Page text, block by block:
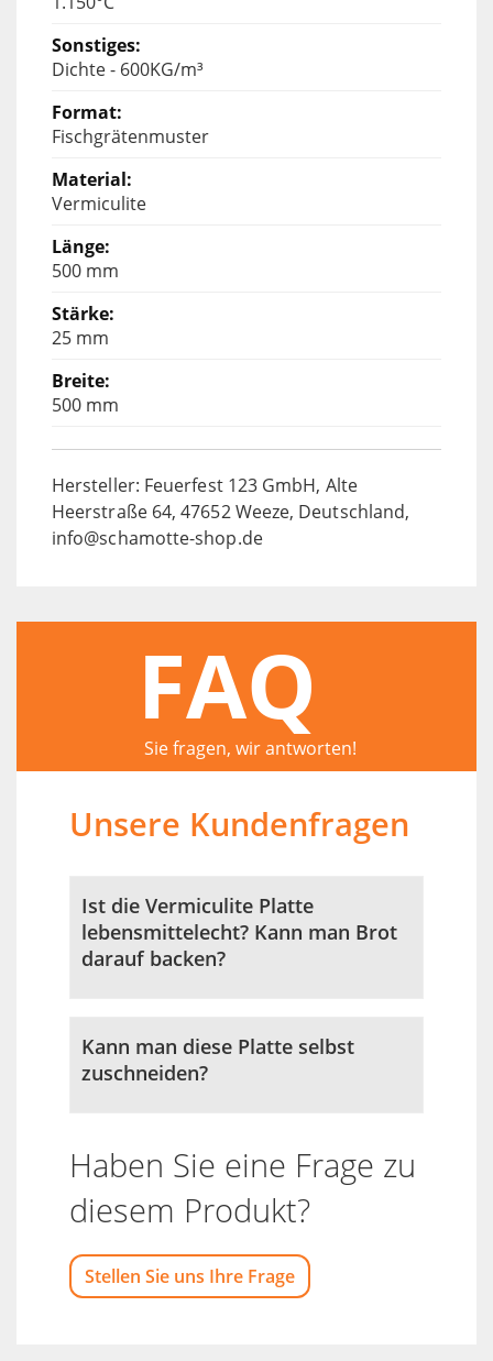
Dichte - 600KG/m³
Fischgrätenmuster
Vermiculite
500 mm
25 mm
500 mm
Hersteller: Feuerfest 123 GmbH, Alte
Heerstraße 64, 47652 Weeze, Deutschland,
info@schamotte-shop.de
FAQ
Sie fragen, wir antworten!
Unsere Kundenfragen
Ist die Vermiculite Platte
lebensmittelecht? Kann man Brot
darauf backen?
Kann man diese Platte selbst
zuschneiden?
Haben Sie eine Frage zu
diesem Produkt?
Stellen Sie uns Ihre Frage